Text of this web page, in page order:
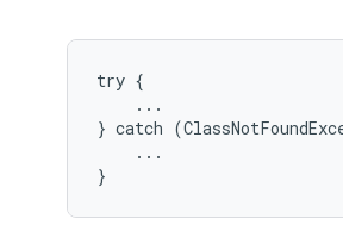
try {
    ...
} catch
    ...
}